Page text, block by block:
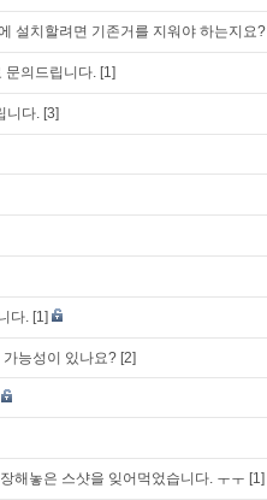
설치할려면 기존거를 지워야 하는지요?
문의드립니다. [1]
니다. [3]
다. [1]
능성이 있나요? [2]
해놓은 스샷을 잊어먹었습니다. ㅜㅜ [1]